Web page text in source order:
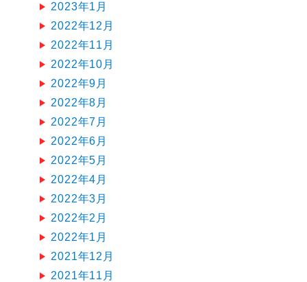
2023年1月
2022年12月
2022年11月
2022年10月
2022年9月
2022年8月
2022年7月
2022年6月
2022年5月
2022年4月
2022年3月
2022年2月
2022年1月
2021年12月
2021年11月